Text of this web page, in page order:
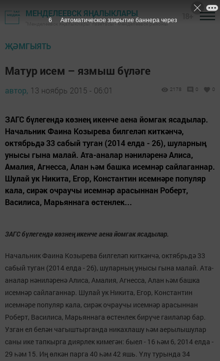
МЕНДЕЛЕЕВСК ЯҢАЛЫКЛАРЫ
"Менделеевск яңалыклары" газетасы - Менделеевск районы
ҖӘМГЫЯТЬ
Матур исем – язмыш бүләге
автор, 13 ноябрь 2015 - 06:01 2178 0 0
ЗАГС бүлегендә көзнең икенче аена йомгак ясадылар.
Начальник Фаина Козырева билгеләп киткәнчә,
октябрьдә 33 сабый туган (2014 елда - 26), шуларның
унысы гына малай. Ата-аналар нәниләренә Алиса,
Амалия, Агнесса, Алан һәм башка исемнәр сайлаганнар.
Шулай ук Никита, Егор, Константин исемнәре популяр
кала, сирәк очраучы исемнәр арасыннан Роберт,
Василиса, Марьяннага өстенлек...
ЗАГС бүлегендә көзнең икенче аена йомгак ясадылар.
Начальник Фаина Козырева билгеләп киткәнчә, октябрьдә 33
сабый туган (2014 елда - 26), шуларның унысы гына малай. Ата-
аналар нәниләренә Алиса, Амалия, Агнесса, Алан һәм башка
исемнәр сайлаганнар. Шулай ук Никита, Егор, Константин
исемнәре популяр кала, сирәк очраучы исемнәр арасыннан
Роберт, Василиса, Марьяннага өстенлек бирүче гаиләләр бар.
Узган ел белән чагыштырганда никахлашу һәм аерылышулар
саны ике тапкырга диярлек кимегән: быел - 16 һәм 6, 2014 елда -
29 һәм 15. Иң өлкән парга 40 һәм 42 яшь. Үлү турында 34
6 Автоматическое закрытие баннера через